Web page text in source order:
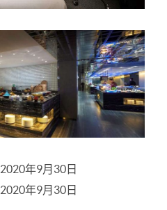
2020年9月 30 日
2020年9月 30 日